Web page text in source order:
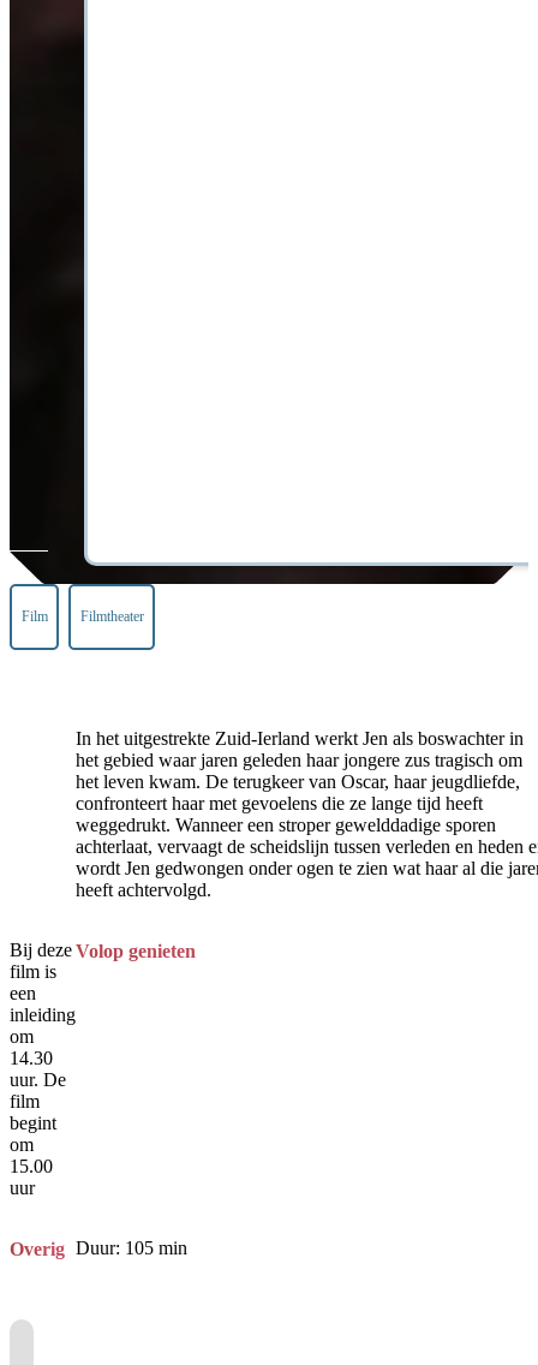
Film Filmtheater
In het uitgestrekte Zuid-Ierland werkt Jen als boswachter in
het gebied waar jaren geleden haar jongere zus tragisch om
het leven kwam. De terugkeer van Oscar, haar jeugdliefde,
confronteert haar met gevoelens die ze lange tijd heeft
weggedrukt. Wanneer een stroper gewelddadige sporen
achterlaat, vervaagt de scheidslijn tussen verleden en heden
wordt Jen gedwongen onder ogen te zien wat haar al die
heeft achtervolgd.
Bij deze
film is
een
inleiding
om
14.30
uur. De
film
begint
om
15.00
uur
Volop genieten
Overig Duur: 105 min